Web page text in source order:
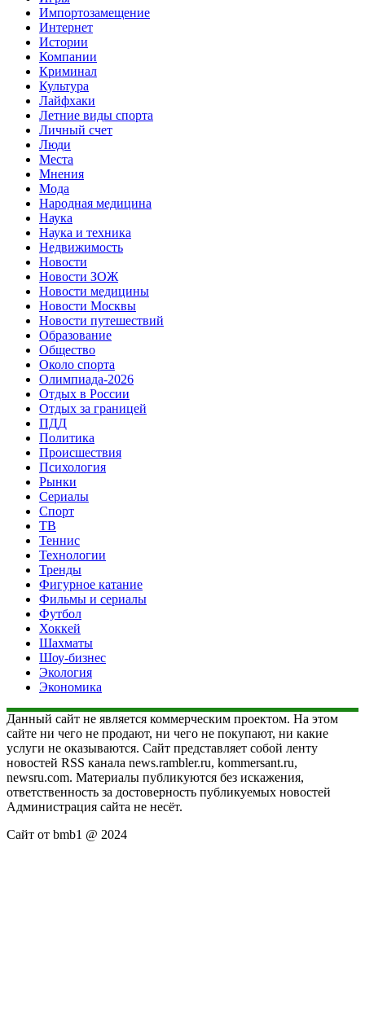
Импортозамещение
Интернет
Истории
Компании
Криминал
Культура
Лайфхаки
Летние виды спорта
Личный счет
Люди
Места
Мнения
Мода
Народная медицина
Наука
Наука и техника
Недвижимость
Новости
Новости ЗОЖ
Новости медицины
Новости Москвы
Новости путешествий
Образование
Общество
Около спорта
Олимпиада-2026
Отдых в России
Отдых за границей
ПДД
Политика
Происшествия
Психология
Рынки
Сериалы
Спорт
ТВ
Теннис
Технологии
Тренды
Фигурное катание
Фильмы и сериалы
Футбол
Хоккей
Шахматы
Шоу-бизнес
Экология
Экономика
Данный сайт не является коммерческим проектом. На этом
сайте ни чего не продают, ни чего не покупают, ни какие
услуги не оказываются. Сайт представляет собой ленту
новостей RSS канала news.rambler.ru, kommersant.ru,
newsru.com. Материалы публикуются без искажения,
ответственность за достоверность публикуемых новостей
Администрация сайта не несёт.
Сайт от bmb1 @ 2024